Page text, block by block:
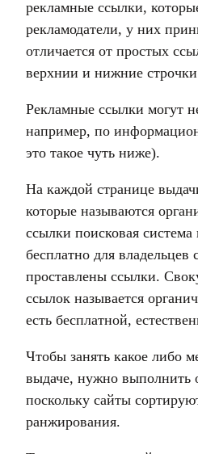
рекламные ссылки,
рекламодатели, у них
отличается от простых
верхнии и нижние
Рекламные ссылки могут
например, по
это такое чуть ниже).
На каждой странице
которые называются
ссылки поисковая система
бесплатно для владельцев
проставлены ссылки.
ссылок называется
есть бесплатной,
Чтобы занять какое либо
выдаче, нужно выполнить
поскольку сайты
ранжирования.